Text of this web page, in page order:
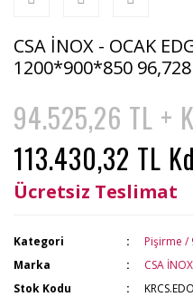
CSA İNOX - OCAK
1200*900*850
94.525,26 TL +
113.430,32 TL
Ücretsiz Teslimat
Kategori
Pişirme /
Marka
CSA İNOX
Stok Kodu